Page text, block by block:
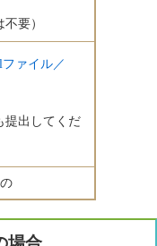
要）
ァイル／
提出してくだ